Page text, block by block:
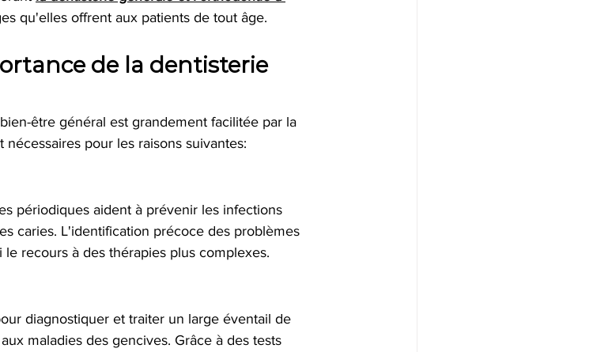
qu'elles offrent aux patients de tout âge.
de la dentisterie
être général est grandement facilitée par la
pour les raisons suivantes:
périodiques aident à prévenir les infections
caries. L'identification précoce des problèmes
recours à des thérapies plus complexes.
diagnostiquer et traiter un large éventail de
maladies des gencives. Grâce à des tests